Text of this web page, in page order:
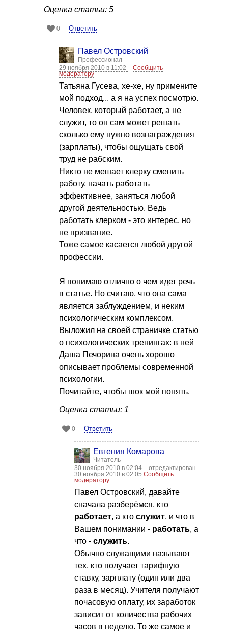
Оценка статьи: 5
0 Ответить
Павел Островский
Профессионал
29 ноября 2010 в 11:02
Сообщить
модератору
Татьяна Гусева, хе-хе, ну примените
мой подход... а я на успех посмотрю.
Человек, который работает, а не
служит, то он сам может решать
сколько ему нужно вознаграждения
(зарплаты), чтобы ощущать свой
труд не рабским.
Никто не мешает клерку сменить
работу, начать работать
эффективнее, заняться любой
другой деятельностью. Ведь
работать клерком - это интерес, но
не призвание.
Тоже самое касается любой другой
профессии.
Я понимаю отлично о чем идет речь
в статье. Но считаю, что она сама
является заблуждением, и неким
психологическим комплексом.
Выложил на своей страничке статью
о психологических тренингах: в ней
Даша Печорина очень хорошо
описывает проблемы современной
психологии.
Почитайте, чтобы шок мой понять.
Оценка статьи: 1
0 Ответить
Евгения Комарова
Читатель
30 ноября 2010 в 02:04
отредактирован
30 ноября 2010 в 02:05Сообщить
модератору
Павел Островский, давайте
сначала разберёмся, кто
работает, а кто служит, и что в
Вашем понимании - работать, а
что - служить.
Обычно служащими называют
тех, кто получает тарифную
ставку, зарплату (один или два
раза в месяц). Учителя получают
почасовую оплату, их заработок
зависит от количества рабочих
часов в неделю. То же самое и